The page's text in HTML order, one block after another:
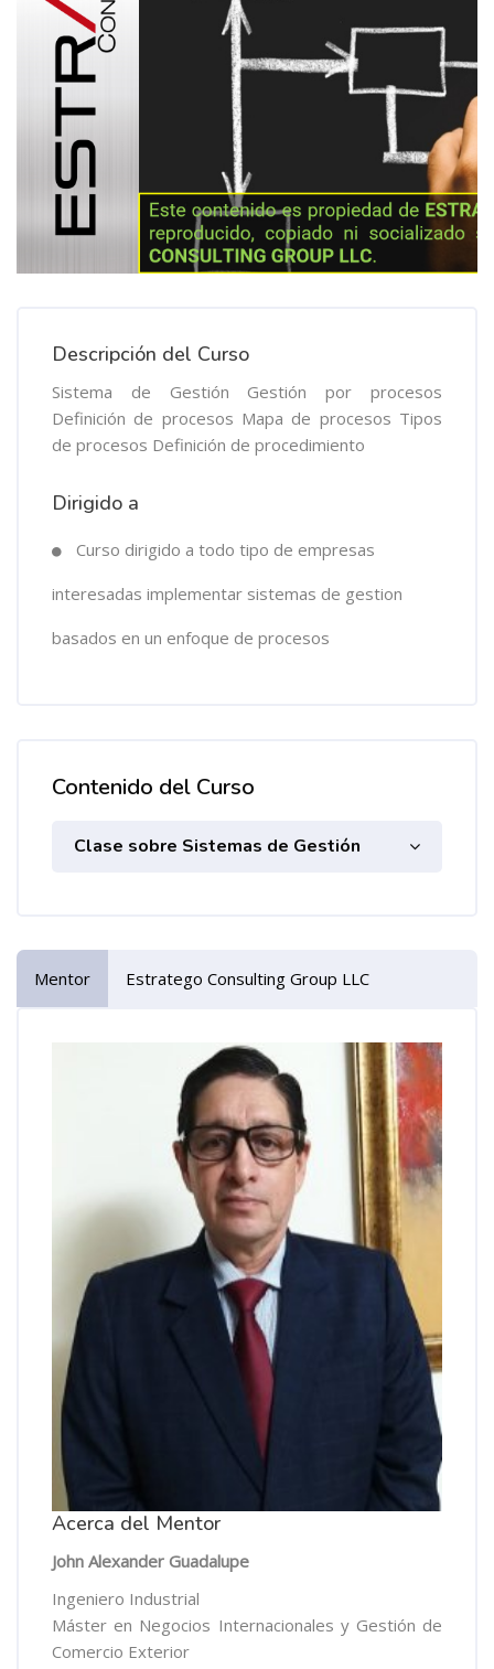
Descripción del Curso
Sistema de Gestión Gestión por procesos
Definición de procesos Mapa de procesos Tipos
de procesos Definición de procedimiento
Dirigido a
Curso dirigido a todo tipo de empresas
interesadas implementar sistemas de gestion
basados en un enfoque de procesos
Contenido del Curso
Clase sobre Sistemas de Gestión
Mentor Estratego Consulting Group LLC
Acerca del Mentor
John Alexander Guadalupe
Ingeniero Industrial
Máster en Negocios Internacionales y Gestión de
Comercio Exterior